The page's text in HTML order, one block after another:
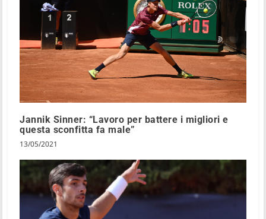
Jannik Sinner: “Lavoro per battere i migliori e
questa sconfitta fa male”
13/05/2021